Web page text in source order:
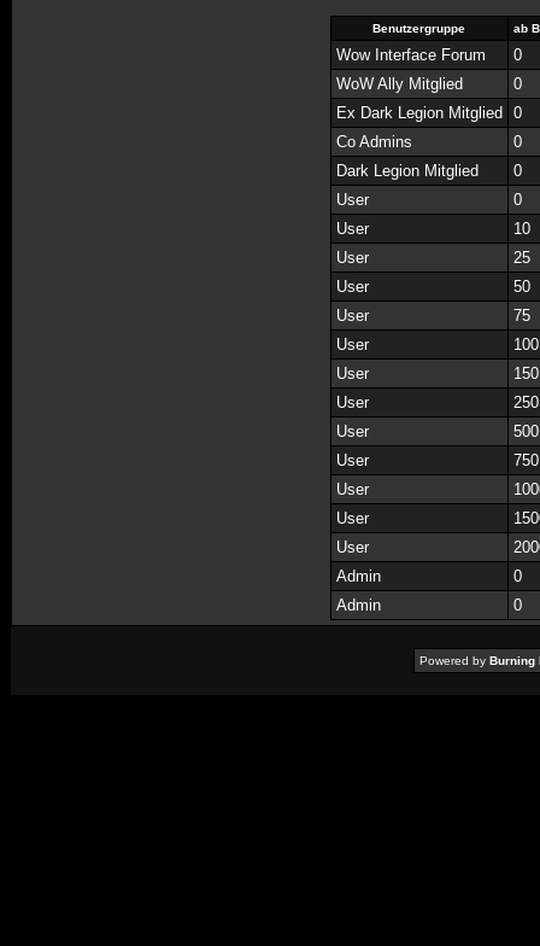
Benutzergruppe ab
Wow Interface Forum
0
WoW Ally Mitglied
0
Ex Dark Legion Mitglied
0
Co Admins
0
Dark Legion Mitglied
0
User
0
User
10
User
25
User
50
User
75
User
100
User
150
User
250
User
500
User
750
User
User
User
Admin
0
Admin
0
Powered by Burning